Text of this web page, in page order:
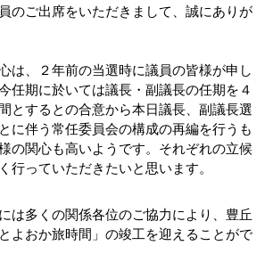
のご出席をいただきまして、誠にありが
は、２年前の当選時に議員の皆様が申し
任期に於いては議長・副議長の任期を４
とするとの合意から本日議長、副議長選
に伴う常任委員会の構成の再編を行うも
の関心も高いようです。それぞれの立候
行っていただきたいと思います。
は多くの関係各位のご協力により、豊丘
よおか旅時間」の竣工を迎えることがで